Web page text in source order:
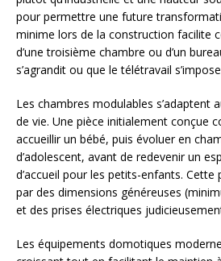
pour permettre une future
minime lors de la construction facilite
d’une troisième chambre ou d’un
s’agrandit ou que le télétravail
Les chambres modulables s’adaptent
de vie. Une pièce initialement conçue
accueillir un bébé, puis évoluer en
d’adolescent, avant de redevenir un
d’accueil pour les petits-enfants. Cette
par des dimensions généreuses
et des prises électriques
Les équipements domotiques